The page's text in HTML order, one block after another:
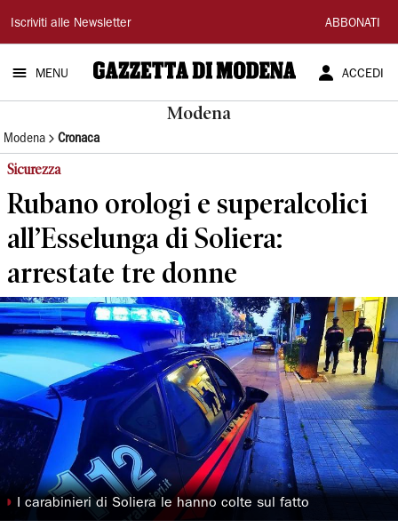
Gazzetta
di
Modena
Iscriviti alle Newsletter ABBONATI
MENU ACCEDI
Modena
Modena Cronaca
Sicurezza
Rubano orologi e superalcolici
all’Esselunga di Soliera:
arrestate tre donne
◗ I carabinieri di Soliera le hanno colte sul fatto